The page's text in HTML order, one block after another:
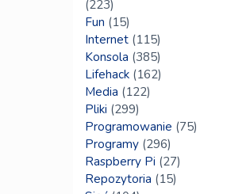
(223)
Fun (15)
Internet (115)
Konsola (385)
Lifehack (162)
Media (122)
Pliki (299)
Programowanie (75)
Programy (296)
Raspberry Pi (27)
Repozytoria (15)